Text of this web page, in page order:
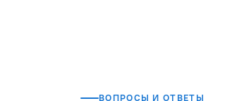
ВОПРОСЫ И ОТВЕТЫ